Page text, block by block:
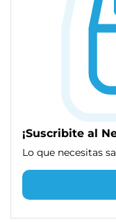
¡Suscribite al
Lo que necesitas